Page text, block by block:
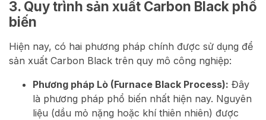
3. Quy trình sản xuất Carbon Black phổ
biến
Hiện nay, có hai phương pháp chính được sử dụng để
sản xuất Carbon Black trên quy mô công nghiệp:
Phương pháp Lò (Furnace Black Process): Đây
là phương pháp phổ biến nhất hiện nay. Nguyên
liệu (dầu mỏ nặng hoặc khí thiên nhiên) được